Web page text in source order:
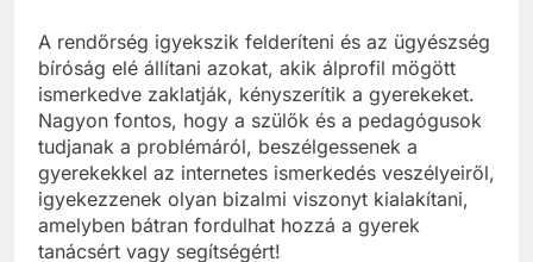
A rendőrség igyekszik felderíteni és az ügyészség
bíróság elé állítani azokat, akik álprofil mögött
ismerkedve zaklatják, kényszerítik a gyerekeket.
Nagyon fontos, hogy a szülők és a pedagógusok
tudjanak a problémáról, beszélgessenek a
gyerekekkel az internetes ismerkedés veszélyeiről,
igyekezzenek olyan bizalmi viszonyt kialakítani,
amelyben bátran fordulhat hozzá a gyerek
tanácsért vagy segítségért!